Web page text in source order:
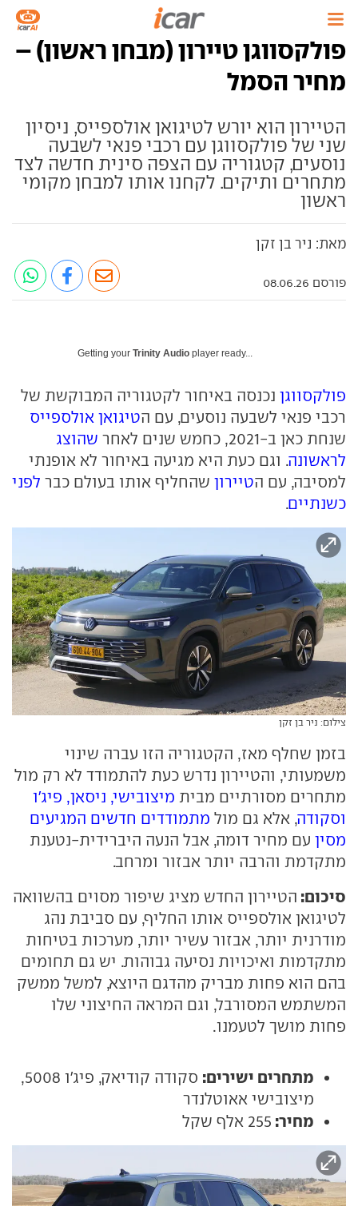
פולקסווגן טיירון (מבחן ראשון) –
מחיר הסמל
הטיירון הוא יורש לטיגואן אולספייס, ניסיון
שני של פולקסווגן עם רכבי פנאי לשבעה
נוסעים, קטגוריה עם הצפה סינית חדשה לצד
מתחרים ותיקים. לקחנו אותו למבחן מקומי
ראשון
מאת: ניר בן זקן
פורסם 08.06.26
Getting your Trinity Audio player ready...
פולקסווגן נכנסה באיחור לקטגוריה המבוקשת של
רכבי פנאי לשבעה נוסעים, עם הטיגואן אולספייס
שנחת כאן ב-2021, כחמש שנים לאחר
שהוצג
לראשונה. וגם כעת היא מגיעה באיחור לא אופנתי
למסיבה, עם הטיירון שהחליף אותו בעולם כבר לפני
כשנתיים.
צילום: ניר בן זקן
בזמן שחלף מאז, הקטגוריה הזו עברה שינוי
משמעותי, והטיירון נדרש כעת להתמודד לא רק מול
מתחרים מסורתיים מבית מיצובישי, ניסאן, פיג'ו
וסקודה, אלא גם מול מתמודדים חדשים המגיעים
מסין עם מחיר דומה, אבל הנעה היברידית-נטענת
מתקדמת והרבה יותר אבזור ומרחב.
סיכום: הטיירון החדש מציג שיפור מסוים בהשוואה
לטיגואן אולספייס אותו החליף, עם סביבת נהג
מודרנית יותר, אבזור עשיר יותר, מערכות בטיחות
מתקדמות ואיכויות נסיעה גבוהות. יש גם תחומים
בהם הוא פחות מבריק מהדגם היוצא, למשל ממשק
המשתמש המסורבל, וגם המראה החיצוני שלו
פחות מושך לטעמנו.
מתחרים ישירים:
סקודה קודיאק, פיג'ו 5008,
מיצובישי אאוטלנדר
מחיר: 255 אלף שקל